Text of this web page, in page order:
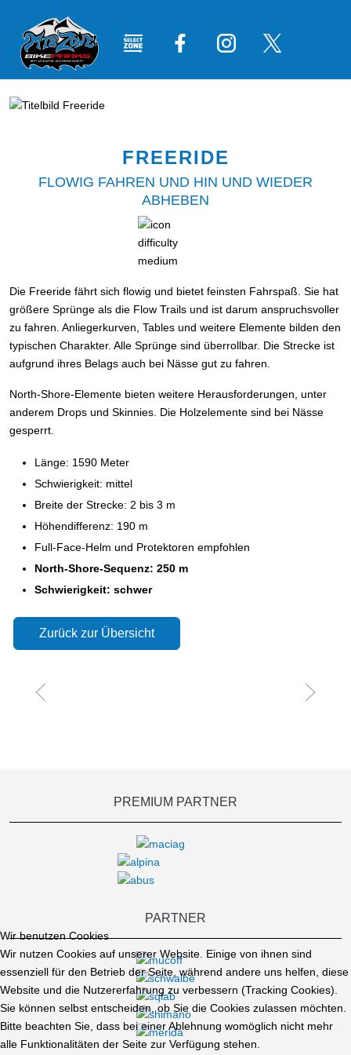
FREERIDE
FLOWIG FAHREN UND HIN UND WIEDER
ABHEBEN
Die Freeride fährt sich flowig und bietet feinsten Fahrspaß. Sie hat
größere Sprünge als die Flow Trails und ist darum anspruchsvoller
zu fahren. Anliegerkurven, Tables und weitere Elemente bilden den
typischen Charakter. Alle Sprünge sind überrollbar. Die Strecke ist
aufgrund ihres Belags auch bei Nässe gut zu fahren.
North-Shore-Elemente bieten weitere Herausforderungen, unter
anderem Drops und Skinnies. Die Holzelemente sind bei Nässe
gesperrt.
Länge: 1590 Meter
Schwierigkeit: mittel
Breite der Strecke: 2 bis 3 m
Höhendifferenz: 190 m
Full-Face-Helm und Protektoren empfohlen
North-Shore-Sequenz: 250 m
Schwierigkeit: schwer
Zurück zur Übersicht
PREMIUM PARTNER
PARTNER
Wir benutzen Cookies
Wir nutzen Cookies auf unserer Website. Einige von ihnen sind
essenziell für den Betrieb der Seite, während andere uns helfen, diese
Website und die Nutzererfahrung zu verbessern (Tracking Cookies).
Sie können selbst entscheiden, ob Sie die Cookies zulassen möchten.
Bitte beachten Sie, dass bei einer Ablehnung womöglich nicht mehr
alle Funktionalitäten der Seite zur Verfügung stehen.